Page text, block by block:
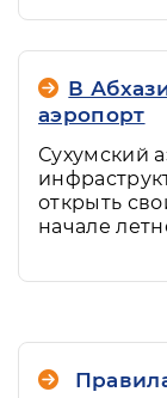
В
аэропорт
Сухумский
открыть
начале